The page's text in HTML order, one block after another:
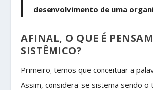
desenvolvimento de uma
AFINAL, O QUE É
SISTÊMICO?
Primeiro, temos que conceituar a
Assim, considera-se sistema sendo o